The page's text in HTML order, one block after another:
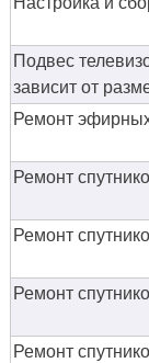
Подвес
зависит от
Ремонт
Ремонт
Ремонт
Ремонт
Ремонт